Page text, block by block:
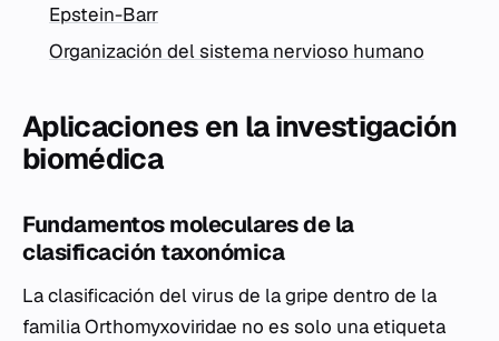
Epstein-Barr
Organización del sistema nervioso humano
Aplicaciones en la investigación
biomédica
Fundamentos moleculares de la
clasificación taxonómica
La clasificación del virus de la gripe dentro de la
familiaOrthomyxoviridae no es solo una etiqueta